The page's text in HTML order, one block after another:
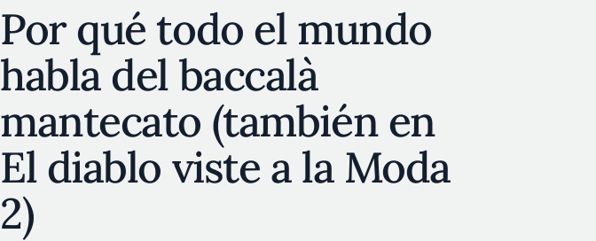
Por qué todo el mundo
habla del baccalà
mantecato (también en
El diablo viste a la Moda
2)